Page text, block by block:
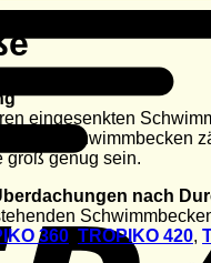
eingesenkten
Schwimmbecken
groß genug sein.
nach
360 TROPIKO 420,